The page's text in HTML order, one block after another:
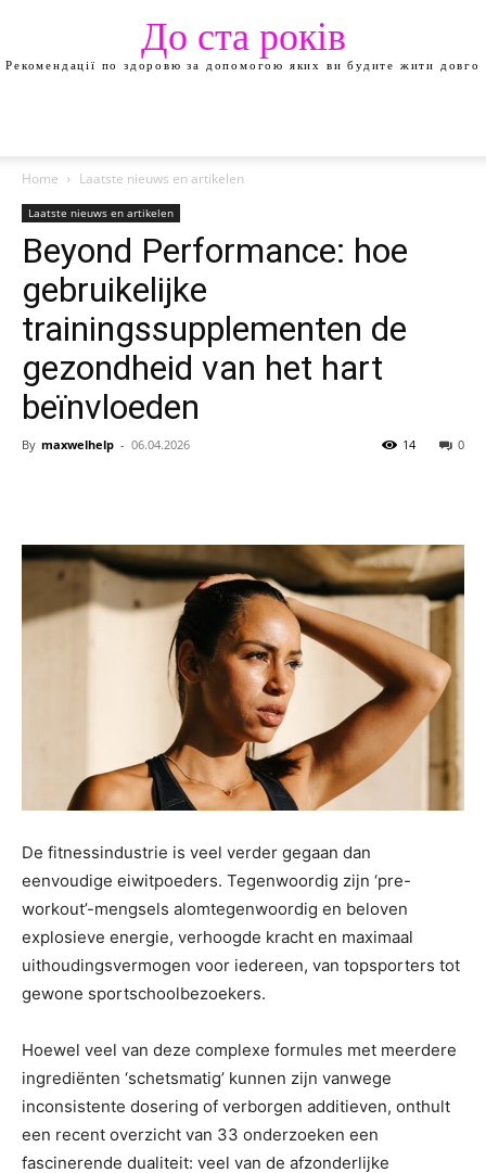
До ста років
Рекомендації по здоровю за допомогою яких ви будите жити довго
Home Laatste nieuws en artikelen
Laatste nieuws en artikelen
Beyond Performance: hoe
gebruikelijke
trainingssupplementen de
gezondheid van het hart
beïnvloeden
By maxwelhelp - 06.04.2026 0
14
De fitnessindustrie is veel verder gegaan dan
eenvoudige eiwitpoeders. Tegenwoordig zijn ‘pre-
workout’-mengsels alomtegenwoordig en beloven
explosieve energie, verhoogde kracht en maximaal
uithoudingsvermogen voor iedereen, van topsporters tot
gewone sportschoolbezoekers.
Hoewel veel van deze complexe formules met meerdere
ingrediënten ‘schetsmatig’ kunnen zijn vanwege
inconsistente dosering of verborgen additieven, onthult
een recent overzicht van 33 onderzoeken een
fascinerende dualiteit: veel van de afzonderlijke